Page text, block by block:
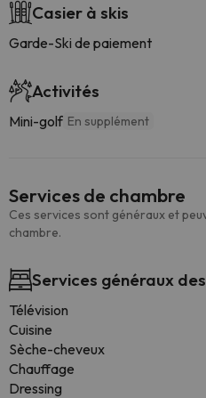
Casier à skis
Garde-Ski de paiement
Activités
Mini-golf En supplément
Services de chambre
Ces services sont généraux et
chambre.
Services généraux
Télévision
Cuisine
Sèche-cheveux
Chauffage
Dressing